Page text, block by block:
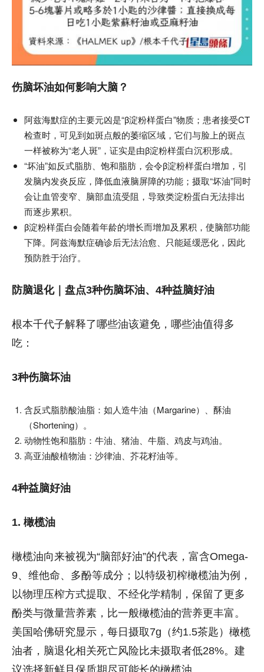
伤脑坏油如何影响大脑？
阿兹海默症的主要元凶是“β淀粉样蛋白”物质；患者接受CT
检查时，可见到如斑点般的萎缩区域，它们与脸上的斑点
一样被称为“老人斑”，证实是由β淀粉样蛋白沉积形成。
“坏油”如反式脂肪、饱和脂肪，会令β淀粉样蛋白增加，引
发脑内发炎反应，降低血液脑屏障的功能；摄取“坏油”同时
会让血管变窄、脑部血流受阻，导致类淀粉蛋白无法排出
而逐步累积。
β淀粉样蛋白会随着年龄的增长而增加及累积，使脑部功能
下降。阿兹海默症确诊后无法治愈、只能延缓恶化，因此
预防胜于治疗。
防脑退化｜盘点3种伤脑坏油、4种益脑好油
根本千代子解释了哪些油该避免，哪些油值得多
吃：
3种伤脑坏油
含反式脂肪酸油脂：如人造牛油（Margarine）、酥油
（Shortening）。
动物性饱和脂肪：牛油、猪油、牛脂、鸡皮与鸡油。
高亚油酸植物油：沙律油、芥花籽油等。
4种益脑好油
1. 橄榄油
橄榄油向来被视为“脑部好油”的代表，富含Omega-
9、维他命、多酚等成分；以特级初榨橄榄油为例，
以物理压榨方式提取、不经化学精制，保留了更多
酚类与微量营养素，比一般橄榄油的营养更丰富。
美国哈佛研究显示，每日摄取7g（约1.5茶匙）橄榄
油者，脑退化相关死亡风险比未摄取者低28%。建